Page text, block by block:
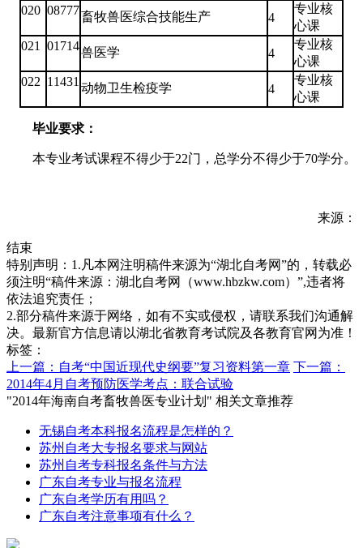
020 08777畜牧兽医综合技能生产 4
专业核
心课
021
01714兽医学 4
专业核
心课
022 11431 动物卫生检疫学 4
专业核
心课
毕业要求：
本专业考试课程不得少于22门，总学分不得少于70学分。
来源：
结束
特别声明：1.凡本网注明稿件来源为“湖北自考网”的，转载必
须注明“稿件来源：湖北自考网（www.hbzkw.com）”,违者将
依法追究责任；
2.部分稿件来源于网络，如有不实或侵权，请联系我们沟通解
决。最新官方信息请以湖北省教育考试院及各教育官网为准！
标签：
上一篇：自考“中国近现代史纲要”复习资料第一章 下一篇：
2014年4月自考预防医学考点：联合试验
"2014年海南自考畜牧兽医专业计划" 相关文章推荐
无锡自考本科报名流程是怎样的？
苏州自考大专报名要求与网站
苏州自考专科报名条件与方法
广东自考专业与报名流程
广东自考学历有用吗？
广东自考注意事项有什么？